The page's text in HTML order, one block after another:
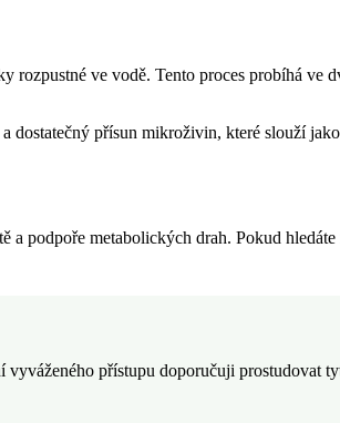
rozpustné ve vodě. Tento proces probíhá ve
dostatečný přísun mikroživin, které slouží
a podpoře metabolických drah. Pokud
přístupu doporučuji prostudovat